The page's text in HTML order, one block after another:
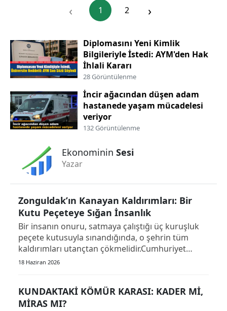
‹ 1 2 ›
Diplomasını Yeni Kimlik
Bilgileriyle İstedi: AYM'den Hak
İhlali Kararı
28 Görüntülenme
İncir ağacından düşen adam
hastanede yaşam mücadelesi
veriyor
132 Görüntülenme
Ekonominin Sesi
Yazar
Zonguldak’ın Kanayan Kaldırımları: Bir
Kutu Peçeteye Sığan İnsanlık
Bir insanın onuru, satmaya çalıştığı üç kuruşluk
peçete kutusuyla sınandığında, o şehrin tüm
kaldırımları utançtan çökmelidir.Cumhuriyet
Caddesi’nin soğuk taşları, o gün sadece aceleyle
feryadını dinle...
18 Haziran 2026
KUNDAKTAKİ KÖMÜR KARASI: KADER Mİ,
MİRAS MI?